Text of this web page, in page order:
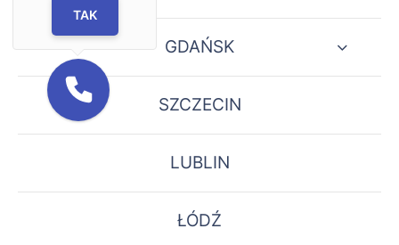
GDAŃSK
SZCZECIN
LUBLIN
ŁÓDŹ
TAK